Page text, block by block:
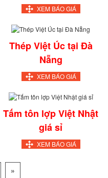
XEM BÁO GIÁ
Thép Việt Úc tại Đà
Nẵng
XEM BÁO GIÁ
Tấm tôn lợp Việt Nhật
giá sỉ
XEM BÁO GIÁ
»